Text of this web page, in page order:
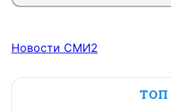
Новости СМИ2
ТОП